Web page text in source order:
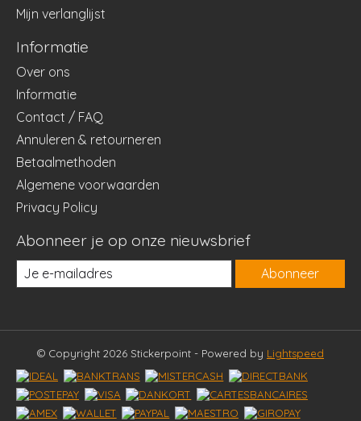
Mijn verlanglijst
Informatie
Over ons
Informatie
Contact / FAQ
Annuleren & retourneren
Betaalmethoden
Algemene voorwaarden
Privacy Policy
Abonneer je op onze nieuwsbrief
Abonneer
© Copyright 2026 Stickerpoint - Powered by Lightspeed